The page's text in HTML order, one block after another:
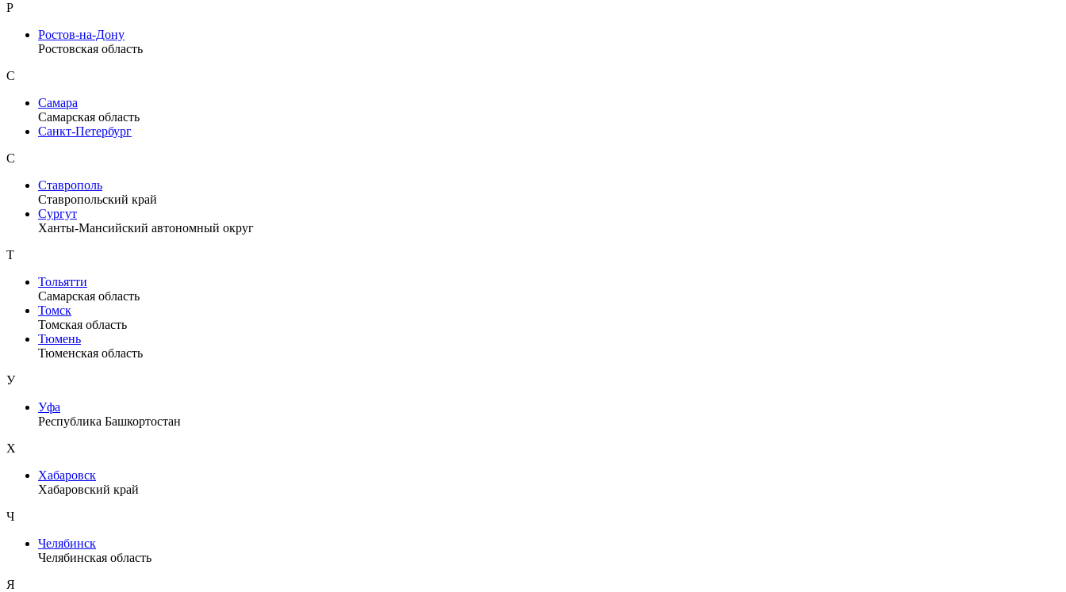
Р
Ростов-на-Дону
Ростовская область
С
Самара
Самарская область
Санкт-Петербург
С
Ставрополь
Ставропольский край
Сургут
Ханты-Мансийский автономный округ
Т
Тольятти
Самарская область
Томск
Томская область
Тюмень
Тюменская область
У
Уфа
Республика Башкортостан
Х
Хабаровск
Хабаровский край
Ч
Челябинск
Челябинская область
Я